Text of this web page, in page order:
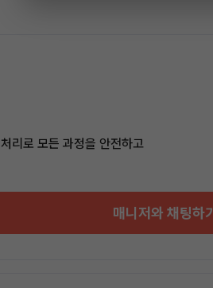
리로 모든 과정을 안전하고
매니저와 채팅하기